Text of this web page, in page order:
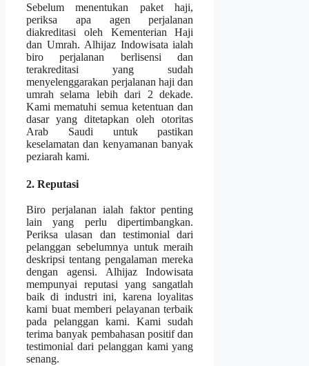
Sebelum menentukan paket haji,
periksa apa agen perjalanan
diakreditasi oleh Kementerian Haji
dan Umrah. Alhijaz Indowisata ialah
biro perjalanan berlisensi dan
terakreditasi yang sudah
menyelenggarakan perjalanan haji dan
umrah selama lebih dari 2 dekade.
Kami mematuhi semua ketentuan dan
dasar yang ditetapkan oleh otoritas
Arab Saudi untuk pastikan
keselamatan dan kenyamanan banyak
peziarah kami.
2. Reputasi
Biro perjalanan ialah faktor penting
lain yang perlu dipertimbangkan.
Periksa ulasan dan testimonial dari
pelanggan sebelumnya untuk meraih
deskripsi tentang pengalaman mereka
dengan agensi. Alhijaz Indowisata
mempunyai reputasi yang sangatlah
baik di industri ini, karena loyalitas
kami buat memberi pelayanan terbaik
pada pelanggan kami. Kami sudah
terima banyak pembahasan positif dan
testimonial dari pelanggan kami yang
senang.